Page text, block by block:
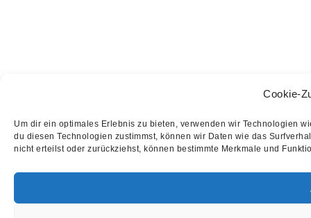
Cookie-
Um dir ein optimales Erlebnis zu bieten, verwenden wir Technologien
du diesen Technologien zustimmst, können wir Daten wie das
nicht erteilst oder zurückziehst, können bestimmte Merkmale und